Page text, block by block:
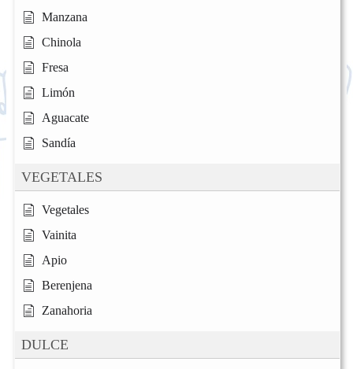
Manzana
Chinola
Fresa
Limón
Aguacate
Sandía
VEGETALES
Vegetales
Vainita
Apio
Berenjena
Zanahoria
DULCE